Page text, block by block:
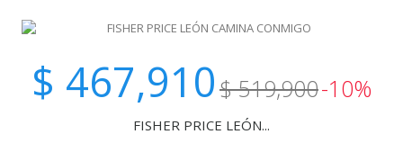
$ 467,910$ 519,900-10%
FISHER PRICE LEÓN...